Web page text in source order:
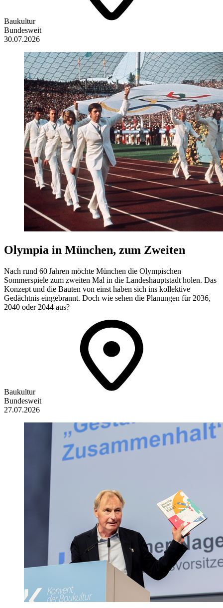
Baukultur
Bundesweit
30.07.2026
Olympia in München, zum Zweiten
Nach rund 60 Jahren möchte München die Olympischen
Sommerspiele zum zweiten Mal in die Landeshauptstadt holen. Das
Konzept und die Bauten von einst haben sich ins kollektive
Gedächtnis eingebrannt. Doch wie sehen die Planungen für 2036,
2040 oder 2044 aus?
Baukultur
Bundesweit
27.07.2026